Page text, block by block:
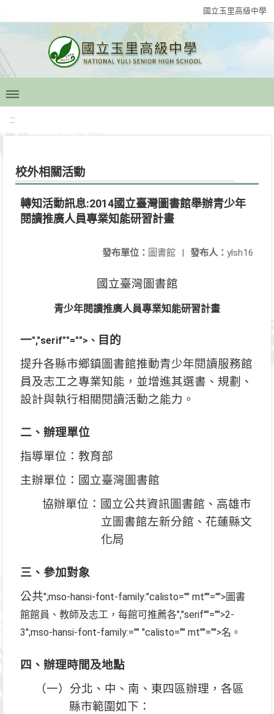
國立玉里高級中學
:::
校外相關活動
轉知活動訊息:2014國立臺灣圖書館舉辦青少年
閱讀推廣人員專業知能研習計畫
發布人： ylsh16
發布單位： 圖書館 |
國立臺灣圖書館
青少年閱讀推廣人員專業知能研習計畫
一","serif""="">、 目的
提升各縣市鄉鎮圖書館推動青少年閱讀服務館
員及志工之專業知能，並增進其選書、規劃、
設計與執行相關閱讀活動之能力。
二、辦理單位
指導單位：教育部
主辦單位：國立臺灣圖書館
協辦單位：國立公共資訊圖書館、高雄市
立圖書館左新分館、花蓮縣文
化局
三、參加對象
公共";mso-hansi-font-family:"calisto="" mt""="">圖書
館館員、教師及志工，每館可推薦各","serif""="">2-
3";mso-hansi-font-family:="" "calisto="" mt""="">名。
四、辦理時間及地點
（一）分北、中、南、東四區辦理，各區
縣市範圍如下：